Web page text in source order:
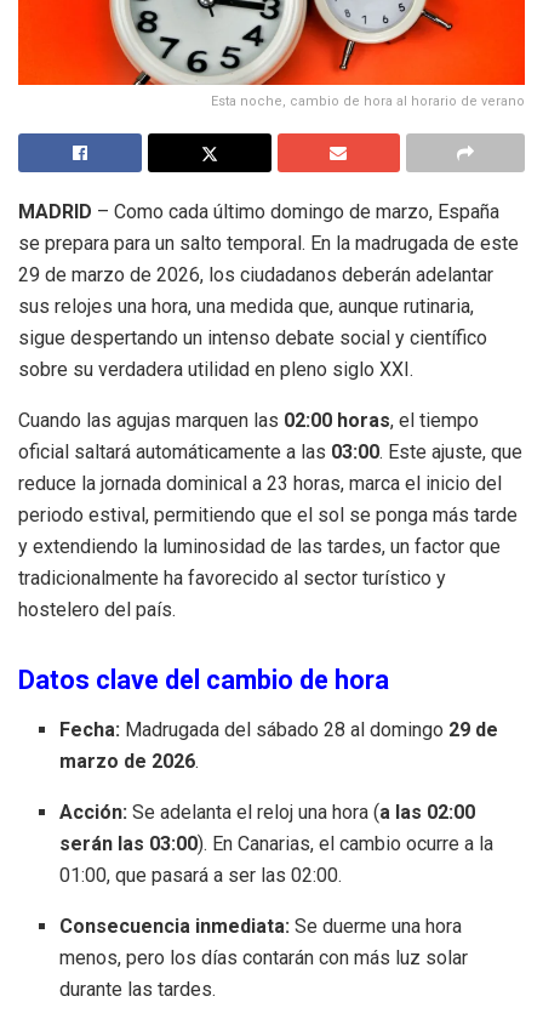
Esta noche, cambio de hora al horario de verano
MADRID – Como cada último domingo de marzo, España
se prepara para un salto temporal. En la madrugada de este
29 de marzo de 2026, los ciudadanos deberán adelantar
sus relojes una hora, una medida que, aunque rutinaria,
sigue despertando un intenso debate social y científico
sobre su verdadera utilidad en pleno siglo XXI.
Cuando las agujas marquen las 02:00 horas, el tiempo
oficial saltará automáticamente a las 03:00. Este ajuste, que
reduce la jornada dominical a 23 horas, marca el inicio del
periodo estival, permitiendo que el sol se ponga más tarde
y extendiendo la luminosidad de las tardes, un factor que
tradicionalmente ha favorecido al sector turístico y
hostelero del país.
Datos clave del cambio de hora
Fecha: Madrugada del sábado 28 al domingo 29 de
marzo de 2026.
Acción: Se adelanta el reloj una hora (a las 02:00
serán las 03:00). En Canarias, el cambio ocurre a la
01:00, que pasará a ser las 02:00.
Consecuencia inmediata: Se duerme una hora
menos, pero los días contarán con más luz solar
durante las tardes.